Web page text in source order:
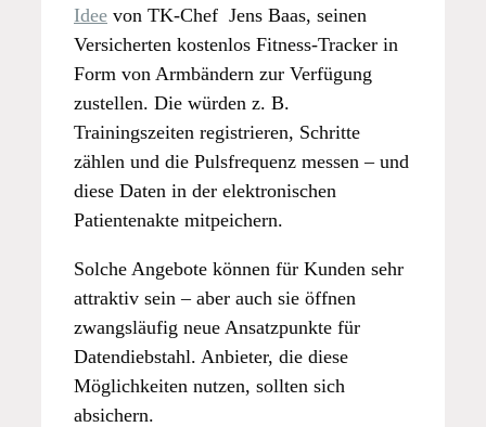
Idee von TK-Chef Jens Baas, seinen
Versicherten kostenlos Fitness-Tracker in
Form von Armbändern zur Verfügung
zustellen. Die würden z. B.
Trainingszeiten registrieren, Schritte
zählen und die Pulsfrequenz messen – und
diese Daten in der elektronischen
Patientenakte mitpeichern.
Solche Angebote können für Kunden sehr
attraktiv sein – aber auch sie öffnen
zwangsläufig neue Ansatzpunkte für
Datendiebstahl. Anbieter, die diese
Möglichkeiten nutzen, sollten sich
absichern.